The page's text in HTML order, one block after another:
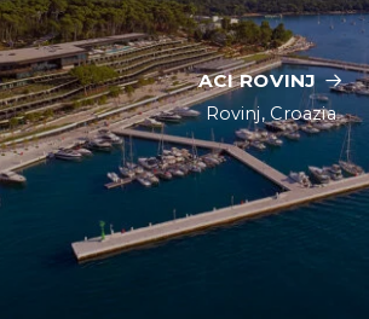
ACI ROVINJ
Rovinj, Croazia